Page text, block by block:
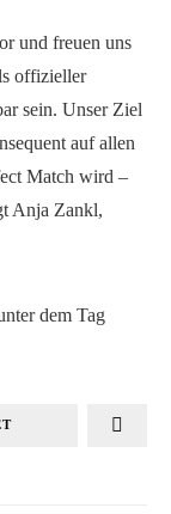
und freuen uns
offizieller
sein. Unser Ziel
auf allen
Match wird –
Anja Zankl,
dem Tag